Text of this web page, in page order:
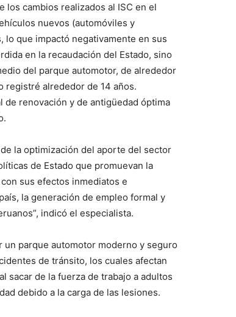
los cambios realizados al ISC en el
nuevos (automóviles y
que impactó negativamente en sus
en la recaudación del Estado, sino
del parque automotor, de alrededor
registré alrededor de 14 años.
de renovación y de antigüedad óptima
la optimización del aporte del sector
de Estado que promuevan la
sus efectos inmediatos e
la generación de empleo formal y
indicó el especialista.
parque automotor moderno y seguro
de tránsito, los cuales afectan
sacar de la fuerza de trabajo a adultos
debido a la carga de las lesiones.